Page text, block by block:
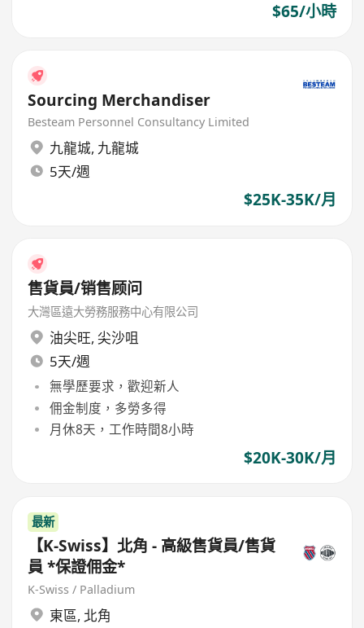
$65/小時
Sourcing Merchandiser
Besteam Personnel Consultancy Limited
九龍城, 九龍城
5天/週
$25K-35K/月
售貨員/销售顾问
大灣區遠大勞務服務中心有限公司
油尖旺, 尖沙咀
5天/週
無學歷要求，歡迎新人
佣金制度，多勞多得
月休8天，工作時間8小時
$20K-30K/月
最新
【K-Swiss】北角 - 高級售貨員/售貨
員 *保證佣金*
K-Swiss / Palladium
東區, 北角